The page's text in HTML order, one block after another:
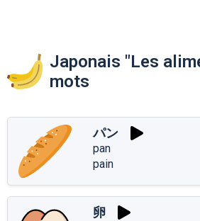
Japonais "Les
mots
パン
pan
pain
卵